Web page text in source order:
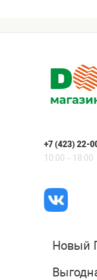
+7 (423) 22-
10:00 – 18:00
Новый